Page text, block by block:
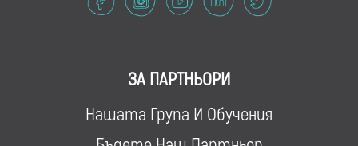
ЗА ПАРТНЬОРИ
Нашата Група И Обучения